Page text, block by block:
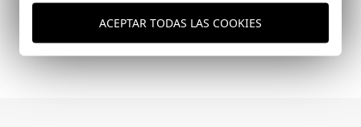
ACEPTAR TODAS LAS COOKIES